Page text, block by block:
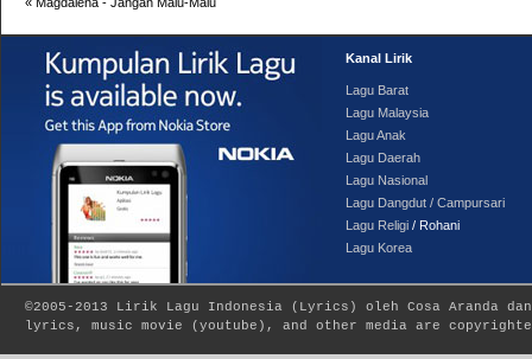
Kanal Lirik
Lagu Barat
Lagu Malaysia
Lagu Anak
Lagu Daerah
Lagu Nasional
Lagu Dangdut / Campursari
Lagu Religi / Rohani
Lagu Korea
©2005-2013 Lirik Lagu Indonesia ( Lyrics ) oleh Cosa Aranda
lyrics, music movie (youtube), and other media are